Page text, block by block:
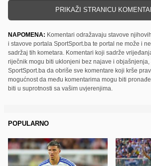
PRIKAŽI STRANICU
NAPOMENA: Komentari odražavaju stavove
i stavove portala SportSport.ba te portal ne može i
sadržaj tih kometara. Komentari koji sadrže
riječnik mogu biti uklonjeni bez najave i
SportSport.ba da obriše sve komentare koji krše
mogućnost da među komentarima mogu biti
biti u suprotnosti sa vašim uvjerenjima.
POPULARNO